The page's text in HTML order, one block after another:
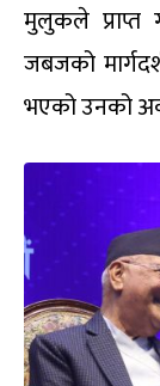
मुलुकले
जबजको
भएको उनको